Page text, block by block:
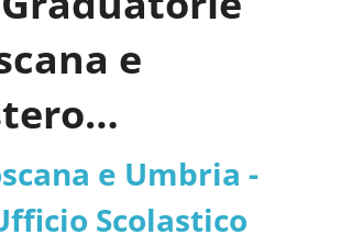
e
per il Lazio
e Umbria -
Scolastico